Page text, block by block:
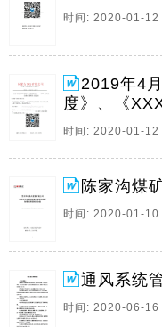
时间: 2020-01-
2019年4
度》、《
时间: 2020-01-
陈家沟煤
时间: 2020-01-
通风系统
时间: 2020-06-